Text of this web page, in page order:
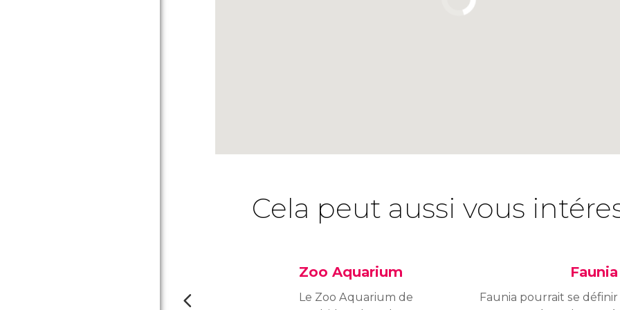
Cela peut aussi vous
Zoo Aquarium
Le Zoo Aquarium de
Faunia
Faunia pourrait se définir